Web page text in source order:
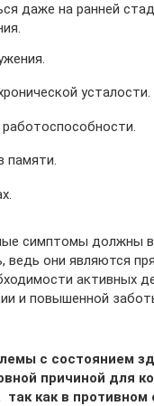
даже на ранней
усталости.
памяти.
симптомы должны
ведь они являются
активных
и повышенной
с состоянием
причиной для
как в противном